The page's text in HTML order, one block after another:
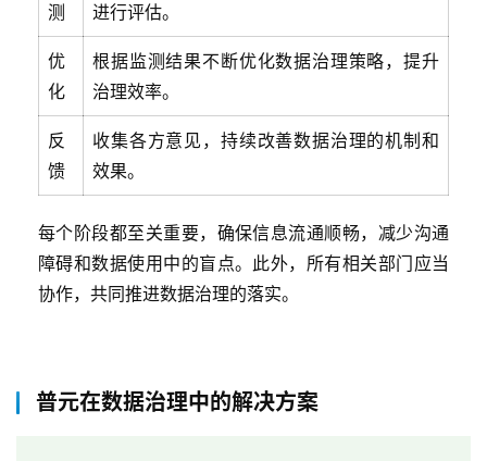
测
进行评估。
优
化
根据监测结果不断优化数据治理策略，提升
治理效率。
反
馈
收集各方意见，持续改善数据治理的机制和
效果。
每个阶段都至关重要，确保信息流通顺畅，减少沟通
障碍和数据使用中的盲点。此外，所有相关部门应当
协作，共同推进数据治理的落实。
普元在数据治理中的解决方案